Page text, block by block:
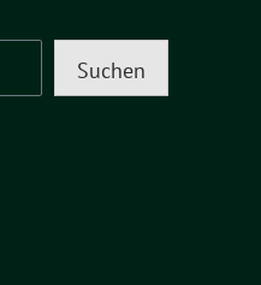
Suchen